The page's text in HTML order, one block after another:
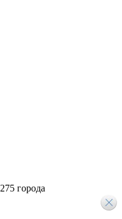
275 города